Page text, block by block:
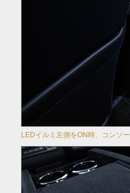
LEDイルミ左側をON時、コンソ